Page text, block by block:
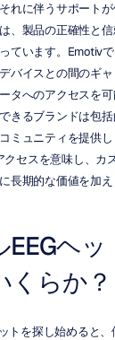
れに伴うサポート
、製品の正確性と
ています。Emotiv
バイスとの間のギ
タへのアクセスを
きるブランドは包
ミュニティを提供し
セスを意味し、カ
長期的な価値を加え
ヘッ
くらか？
トを探し始めると